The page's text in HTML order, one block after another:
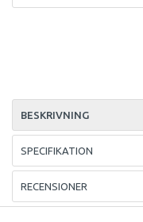
BESKRIVNING
SPECIFIKATION
RECENSIONER